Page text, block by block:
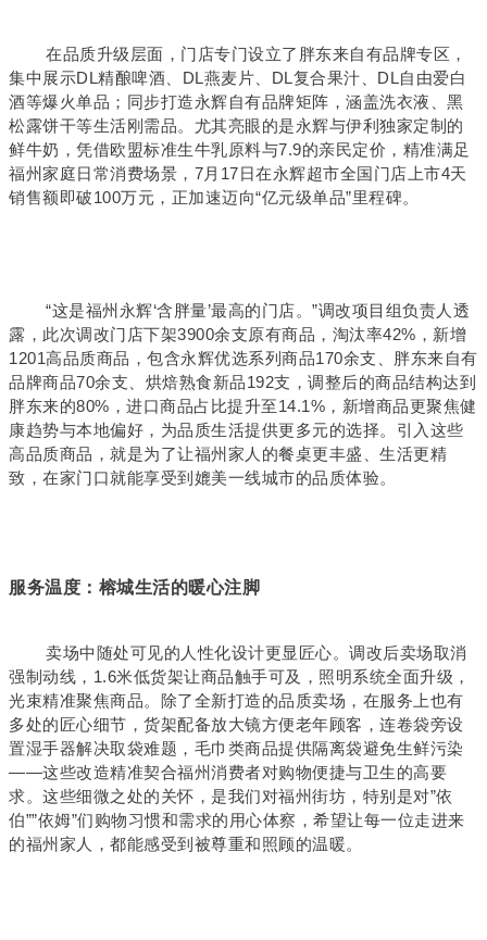
在品质升级层面，门店专门设立了胖东来自有品牌专区，
集中展示DL精酿啤酒、DL燕麦片、DL复合果汁、DL自由爱白
酒等爆火单品；同步打造永辉自有品牌矩阵，涵盖洗衣液、黑
松露饼干等生活刚需品。尤其亮眼的是永辉与伊利独家定制的
鲜牛奶，凭借欧盟标准生牛乳原料与7.9的亲民定价，精准满足
福州家庭日常消费场景，7月17日在永辉超市全国门店上市4天
销售额即破100万元，正加速迈向“亿元级单品”里程碑。
“这是福州永辉‘含胖量’最高的门店。”调改项目组负责人透
露，此次调改门店下架3900余支原有商品，淘汰率42%，新增
1201高品质商品，包含永辉优选系列商品170余支、胖东来自有
品牌商品70余支、烘焙熟食新品192支，调整后的商品结构达到
胖东来的80%，进口商品占比提升至14.1%，新增商品更聚焦健
康趋势与本地偏好，为品质生活提供更多元的选择。引入这些
高品质商品，就是为了让福州家人的餐桌更丰盛、生活更精
致，在家门口就能享受到媲美一线城市的品质体验。
服务温度：榕城生活的暖心注脚
卖场中随处可见的人性化设计更显匠心。调改后卖场取消
强制动线，1.6米低货架让商品触手可及，照明系统全面升级，
光束精准聚焦商品。除了全新打造的品质卖场，在服务上也有
多处的匠心细节，货架配备放大镜方便老年顾客，连卷袋旁设
置湿手器解决取袋难题，毛巾类商品提供隔离袋避免生鲜污染
——这些改造精准契合福州消费者对购物便捷与卫生的高要
求。这些细微之处的关怀，是我们对福州街坊，特别是对”依
伯””依姆”们购物习惯和需求的用心体察，希望让每一位走进来
的福州家人，都能感受到被尊重和照顾的温暖。